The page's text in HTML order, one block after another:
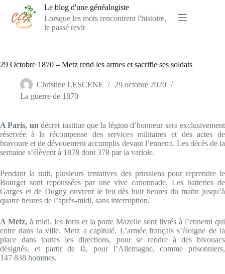
contenu
Le blog d'une généalogiste
Lorsque les mots rencontrent l'histoire,
le passé revit
29 Octobre 1870 – Metz rend les armes et sacrifie ses soldats
Christine LESCENE
29 octobre 2020
La guerre de 1870
A Paris, un décret institue que la légion d’honneur sera exclusivement
réservée à la récompense des services militaires et des actes de
bravoure et de dévouement accomplis devant l’ennemi. Les décès de la
semaine s’élèvent à 1878 dont 378 par la variole.
Pendant la nuit, plusieurs tentatives des prussiens pour reprendre le
Bourget sont repoussées par une vive canonnade. Les batteries de
Garges et de Dugny ouvrent le feu dès huit heures du matin jusqu’à
quatre heures de l’après-midi, sans interruption.
A Metz,à midi, les forts et la porte Mazelle sont livrés à l’ennemi qui
entre dans la ville. Metz a capitulé. L’armée français s’éloigne de la
place dans toutes les directions, pour se rendre à des bivouacs
désignés, et partir de là, pour l’Allemagne, comme prisonniers,
147 838 hommes.